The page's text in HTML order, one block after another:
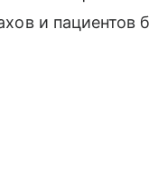
и пациентов